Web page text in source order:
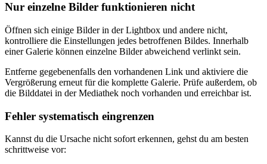
Nur einzelne Bilder funktionieren nicht
Öffnen sich einige Bilder in der Lightbox und andere nicht,
kontrolliere die Einstellungen jedes betroffenen Bildes. Innerhalb
einer Galerie können einzelne Bilder abweichend verlinkt sein.
Entferne gegebenenfalls den vorhandenen Link und aktiviere die
Vergrößerung erneut für die komplette Galerie. Prüfe außerdem, ob
die Bilddatei in der Mediathek noch vorhanden und erreichbar ist.
Fehler systematisch eingrenzen
Kannst du die Ursache nicht sofort erkennen, gehst du am besten
schrittweise vor: